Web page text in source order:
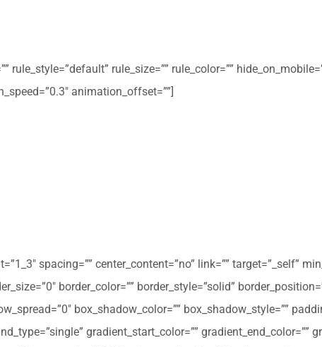
rule_size=”” rule_color=””
animation_offset=””]
spacing=”” center_content=”no” link=”” target=”_self”
border_color=”” border_style=”solid”
box_shadow_color=”” box_shadow_style=””
gradient_start_color=”” gradient_end_color=””